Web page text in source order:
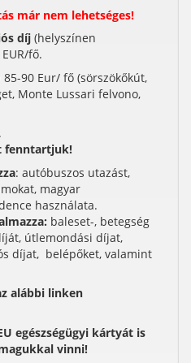
már nem lehetséges!
díj (helyszínen
fő.
85-90 Eur/ fő (sörszökőkút,
Monte Lussari felvono,
fenntartjuk!
: autóbuszos utazást,
magyar
használata.
baleset-, betegség
útlemondási díjat,
díjat, belépőket, valamint
alábbi linken
egészségügyi kártyát is
vinni!